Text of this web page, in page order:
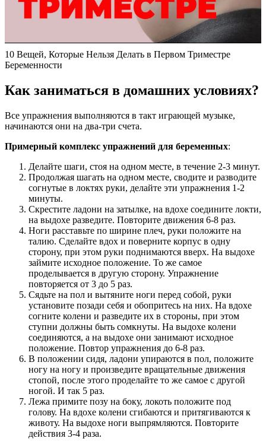
10 Вещей, Которые Нельзя Делать в Первом Триместре
Беременности
Как заниматься в домашних условиях?
Все упражнения выполняются в такт играющей музыке,
начинаются они на два-три счета.
Примерный комплекс упражнений для беременных:
Делайте шаги, стоя на одном месте, в течение 2-3 минут.
Продолжая шагать на одном месте, сводите и разводите
согнутые в локтях руки, делайте эти упражнения 1-2
минуты.
Скрестите ладони на затылке, на вдохе соедините локти,
на выдохе разведите. Повторите движения 6-8 раз.
Ноги расставьте по ширине плеч, руки положите на
талию. Сделайте вдох и поверните корпус в одну
сторону, при этом руки поднимаются вверх. На выдохе
займите исходное положение. То же самое
проделывается в другую сторону. Упражнение
повторяется от 3 до 5 раз.
Сядьте на пол и вытяните ноги перед собой, руки
установите позади себя и обопритесь на них. На вдохе
согните колени и разведите их в стороны, при этом
ступни должны быть сомкнуты. На выдохе колени
соединяются, а на выдохе они занимают исходное
положение. Повтор упражнения до 6-8 раз.
В положении сидя, ладони упираются в пол, положите
ногу на ногу и произведите вращательные движения
стопой, после этого проделайте то же самое с другой
ногой. И так 5 раз.
Лежа примите позу на боку, локоть положите под
голову. На вдохе колени сгибаются и притягиваются к
животу. На выдохе ноги выпрямляются. Повторите
действия 3-4 раза.